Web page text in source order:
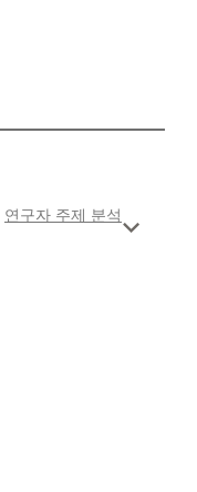
연구자 주제 분석